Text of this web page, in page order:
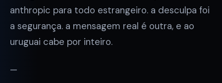
anthropic para todo estrangeiro. a desculpa foi
a segurança. a mensagem real é outra, e ao
uruguai cabe por inteiro.
—